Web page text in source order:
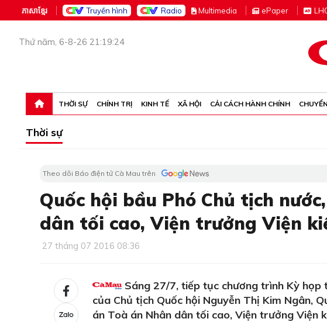
ភាសាខ្មែរ Truyền hình Radio Multimedia ePaper
Thứ năm, 6-8-26 21:19:24
THỜI SỰ CHÍNH TRỊ KINH TẾ XÃ HỘI CẢI CÁCH HÀNH CHÍNH
Thời sự
Theo dõi Báo điện tử Cà Mau trên
Quốc hội bầu Phó Chủ tịch
dân tối cao, Viện trưởng Viện
27 tháng 07 2016 08:36
Sáng 27/7, tiếp tục chương trình Kỳ họp
của Chủ tịch Quốc hội Nguyễn Thị Kim Ngân,
án Toà án Nhân dân tối cao, Viện trưởng Viện